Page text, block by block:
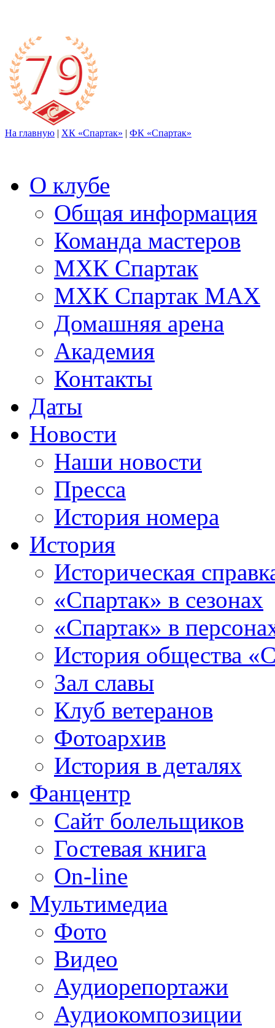
На главную | ХК «Спартак» | ФК «Спартак»
О клубе
Общая информация
Команда мастеров
МХК Спартак
МХК Спартак МАХ
Домашняя арена
Академия
Контакты
Даты
Новости
Наши новости
Пресса
История номера
История
Историческая
«Спартак» в сезонах
«Спартак» в
История общества
Зал славы
Клуб ветеранов
Фотоархив
История в деталях
Фанцентр
Сайт болельщиков
Гостевая книга
On-line
Мультимедиа
Фото
Видео
Аудиорепортажи
Аудиокомпозиции